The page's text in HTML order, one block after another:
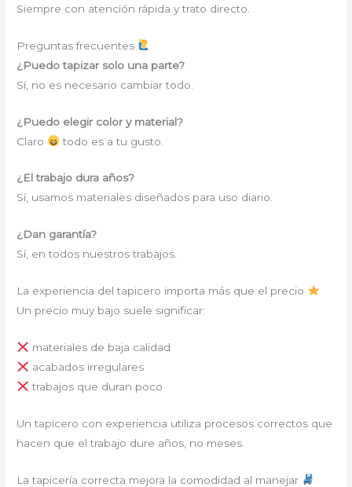
Siempre con atención rápida y trato directo.
Preguntas frecuentes
¿Puedo tapizar solo una parte?
Sí, no es necesario cambiar todo.
¿Puedo elegir color y material?
Claro
todo es a tu gusto.
¿El trabajo dura años?
Sí, usamos materiales diseñados para uso diario.
¿Dan garantía?
Sí, en todos nuestros trabajos.
La experiencia del tapicero importa más que el precio
Un precio muy bajo suele significar:
materiales de baja calidad
acabados irregulares
trabajos que duran poco
Un tapicero con experiencia utiliza procesos correctos que
hacen que el trabajo dure años, no meses.
La tapicería correcta mejora la comodidad al manejar